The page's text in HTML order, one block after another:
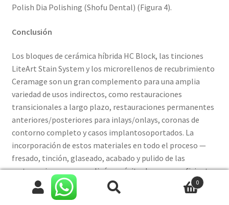
Polish Dia Polishing (Shofu Dental) (Figura 4).
Conclusión
Los bloques de cerámica híbrida HC Block, las tinciones
LiteArt Stain System y los microrellenos de recubrimiento
Ceramage son un gran complemento para una amplia
variedad de usos indirectos, como restauraciones
transicionales a largo plazo, restauraciones permanentes
anteriores/posteriores para inlays/onlays, coronas de
contorno completo y casos implantosoportados. La
incorporación de estos materiales en todo el proceso —
fresado, tinción, glaseado, acabado y pulido de las
restauraciones—, se realizó con éxito de manera eficiente
en el laboratorio, lo que resultó en restauraciones finales
funcionales y altamente estéticas.
0